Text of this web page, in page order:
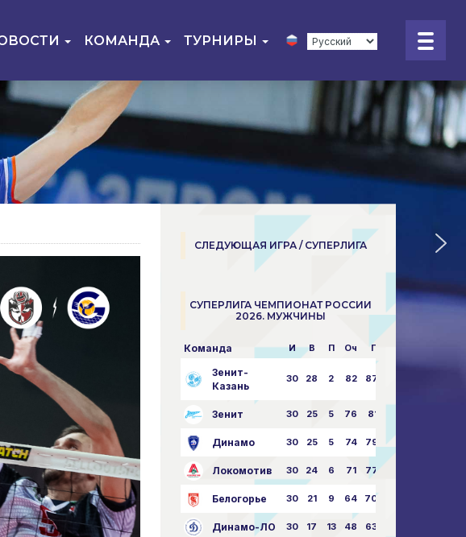
КОМАНДА ТУРНИРЫ
СЛЕДУЮЩАЯ ИГРА / СУПЕРЛИГА
СУПЕРЛИГА ЧЕМПИОНАТ РОССИИ
2026. МУЖЧИНЫ
Команда И В П Оч Пар
Зенит-
Казань
30 28 2 82 87:24
Зенит 30 25 5 76 81:21
Динамо 30 25 5 74 79:26
Локомотив 30 24 6 71 77:33
Белогорье 30 21 9 64 70:40
Динамо-ЛО 30 17 13 48 63:57